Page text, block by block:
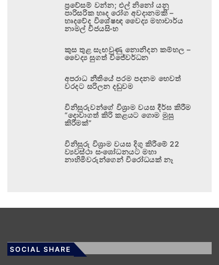
ප්‍රවේසම් වන්න; එල් නිනෝ යනු
පාරිසරික හෘද රෝග අවදානමකි –
හෘදවේද විශේෂඥ වෛද්‍ය මහාචාර්ය
නාමල් විජයසිංහ
කුස තුළ සැඟවුණු නොනිදන කම්හල –
වෛද්‍ය සුගත් විජේවර්ධන
අපරාධ නීතියේ පරම පදනම හෙවත්
වරදට සරිලන දඬුවම
විනිසුරුවන්ගේ විශ්‍රාම වයස දීර්ඝ කිරීම
“දොවාගත් කිරි කළයට ගොම මුසු
කිරීමක්”
විනිසුරු විශ්‍රාම වයස දිගු කිරීමේ 22
ව්‍යවස්ථා සංශෝධනයට මහා
නාහිමිවරුන්ගෙන් විරෝධයක් නෑ
SOCIAL SHARE